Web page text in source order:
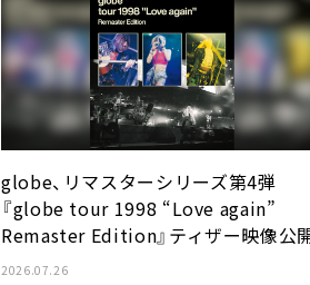
globe、リマスターシリーズ第4弾
『globe tour 1998 “Love again”
Remaster Edition』ティザー映像公
2026.07.26